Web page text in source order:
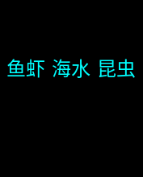
鱼虾 海水 昆虫